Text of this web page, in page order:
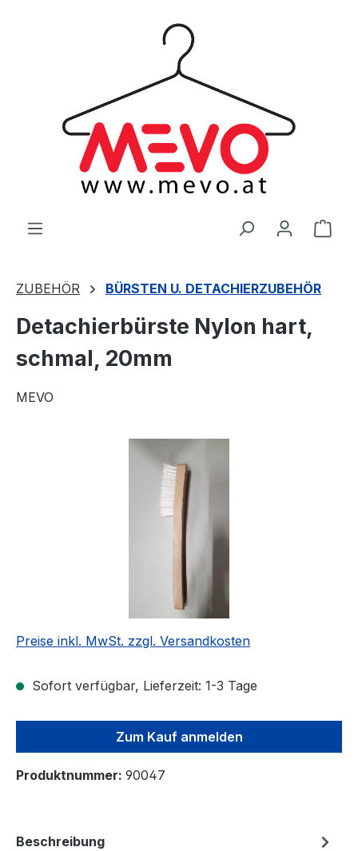
ZUBEHÖR BÜRSTEN U. DETACHIERZUBEHÖR
Detachierbürste Nylon hart,
schmal, 20mm
MEVO
Bildergalerie überspringen
Preise inkl. MwSt. zzgl. Versandkosten
Sofort verfügbar, Lieferzeit: 1-3 Tage
Zum Kauf anmelden
Produktnummer: 90047
Beschreibung